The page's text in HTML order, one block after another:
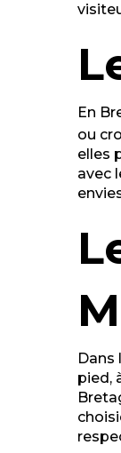
En
ou
elles
avec
Dans
pied,